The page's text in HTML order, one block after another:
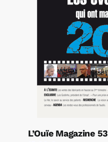
L’Ouïe Magazine 53